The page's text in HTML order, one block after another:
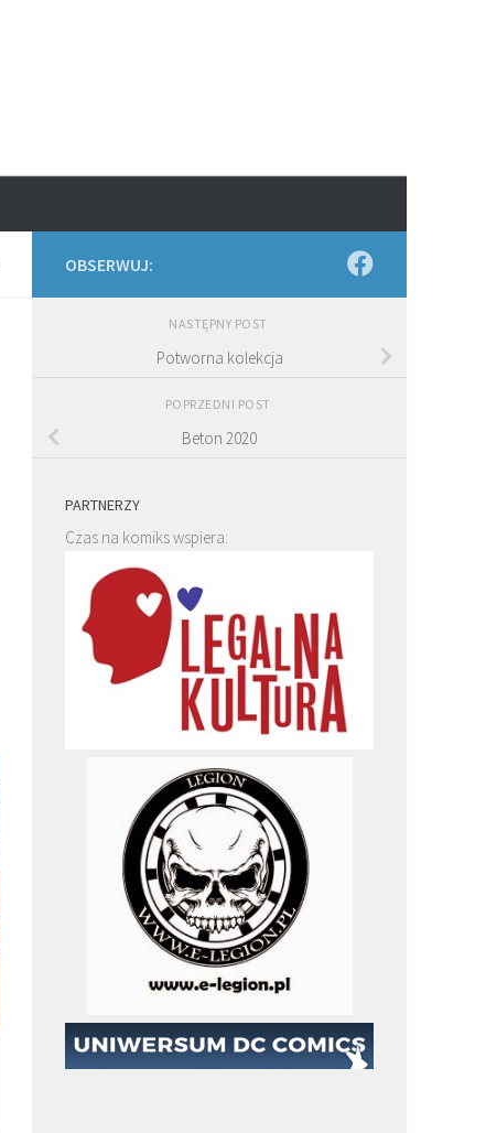
OBSERWUJ:
NASTĘPNY POST
Potworna kolekcja
POPRZEDNI POST
Beton 2020
PARTNERZY
Czas na komiks wspiera: